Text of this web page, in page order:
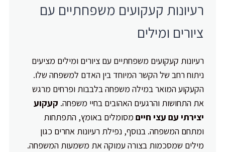
רעיונות קעקועים משפחתיים עם
ציורים ומילים
רעיונות קעקועים משפחתיים עם ציורים ומילים מציעים
ניתוח רחב של הקשר המיוחד בין האדם למשפחה שלו.
הקעקוע המואר במילה משפחה בלבבות ופרחים מרגש
את התחושות והרגעים האהובים בחיי משפחה. קעקוע
יצירתי עם עצי חייםמסומלים באומץ, התפתחות
ומתחם המשפחה. בנוסף, נפילת רעיונות אחרים כגון
מילים שמסכמות בצורה עמוקה את משמעות המשפחה.